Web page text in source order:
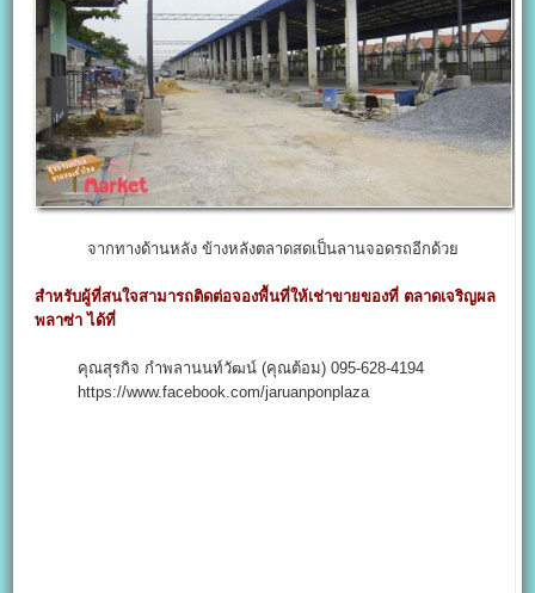
จากทางด้านหลัง ข้างหลังตลาดสดเป็นลานจอดรถอีกด้วย
สำหรับผู้ที่สนใจสามารถติดต่อจองพื้นที่ให้เช่าขายของที่ ตลาดเจริญผล
พลาซ่า ได้ที่
คุณสุรกิจ กำพลานนท์วัฒน์ (คุณต้อม) 095-628-4194
https://www.facebook.com/jaruanponplaza